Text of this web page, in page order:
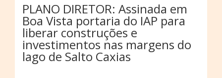
PLANO DIRETOR: Assinada em
Boa Vista portaria do IAP para
liberar construções e
investimentos nas margens do
lago de Salto Caxias